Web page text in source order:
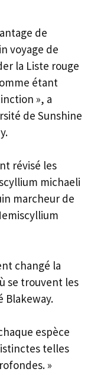
de
voyage de
la Liste rouge
étant
», a
de Sunshine
révisé les
michaeli
marcheur de
changé la
se trouvent les
Blakeway.
espèce
telles
»